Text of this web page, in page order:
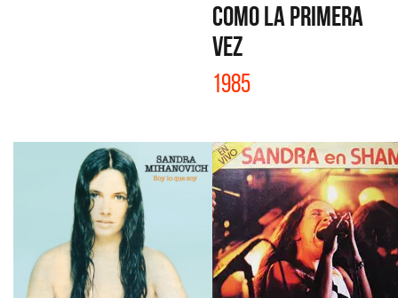
COMO LA PRIMERA
VEZ
1985